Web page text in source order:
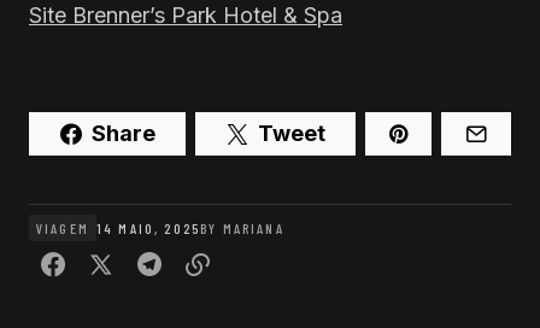
Site Brenner’s Park Hotel & Spa
Share Tweet
VIAGEM 14 MAIO, 2025BY MARIANA